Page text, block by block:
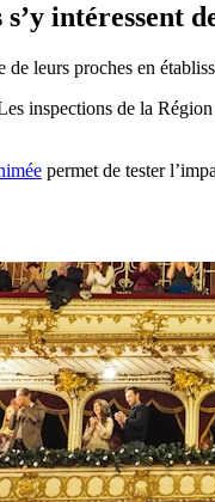
intéressent
leurs proches en
inspections de la
permet de tester